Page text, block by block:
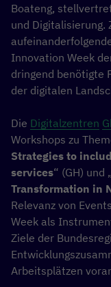
Boateng,
und Digitalisierung.
Innovation Week
dringend benötigte
der digitalen
Die Digitalzentren
Workshops zu
Strategies to
services“ (GH) und „
Transformation in
Relevanz von
Week als
Ziele der
Arbeitsplätzen